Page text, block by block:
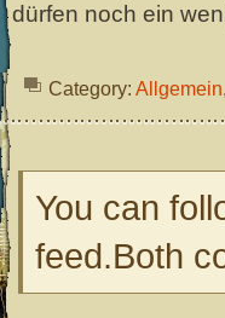
dürfen noch ein
Category: Allgemein,
You can
feed.Both